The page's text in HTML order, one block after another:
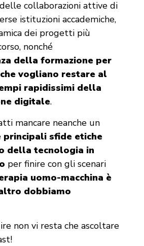
collaborazioni attive di
istituzioni accademiche,
dei progetti più
nonché
della formazione per
vogliano restare al
rapidissimi della
digitale.
mancare neanche un
principali sfide etiche
della tecnologia in
per finire con gli scenari
uomo-macchina è
dobbiamo
non vi resta che ascoltare